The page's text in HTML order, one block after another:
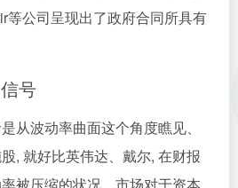
等公司呈现出了政府合同所具有
号
从波动率曲面这个角度瞧见、
, 就好比英伟达、戴尔, 在财报